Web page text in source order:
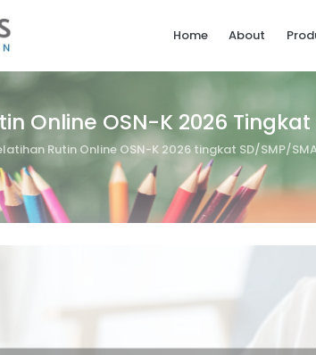
Home About
Online OSN-K 2026
Rutin Online OSN-K 2026 tingkat SD/SMP/